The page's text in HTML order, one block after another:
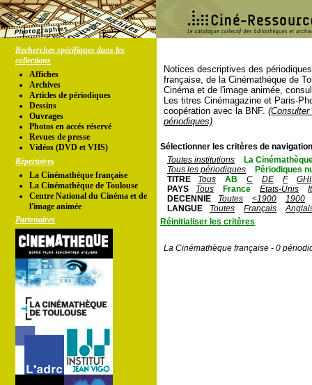
Recherches spécifiques dans les
collections
Affiches
Archives
Articles de périodiques
Dessins
Ouvrages
Photos en accés réservé
Revues de presse
Vidéos (DVD et VHS)
Répertoires
La Cinémathèque française
La Cinémathèque de Toulouse
Centre National du Cinéma et de
l'image animée
Partenaires
Notices descriptives des
française, de la Cinémathèque de
Cinéma et de l'image animée,
Les titres Cinémagazine et Paris-
coopération avec la BNF.
périodiques)
Sélectionner les critères de
Toutes institutions
La
Tous les périodiques
Périodiques
TITRE
Tous AB C DE F
GHI
PAYS
Tous France Etats-Unis
DECENNIE
Toutes <1900
1900
LANGUE
Toutes Français
Réinitialiser les critères
La Cinémathèque française - 0